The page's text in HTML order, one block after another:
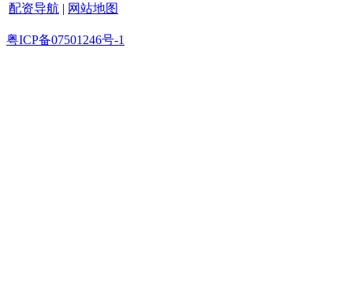
配资导航 | 网站地图
粤ICP备07501246号-1